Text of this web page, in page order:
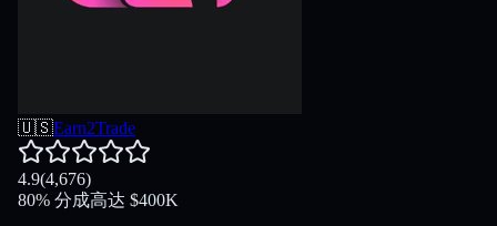
🇺🇸Earn2Trade
4.9(4,676)
80% 分成高达 $400K